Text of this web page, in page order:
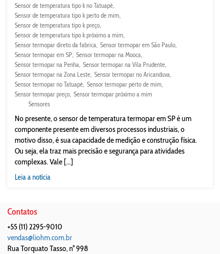
Sensor de temperatura tipo k no Tatuapé
Sensor de temperatura tipo k perto de mim
Sensor de temperatura tipo k preço
Sensor de temperatura tipo k próximo a mim
Sensor termopar direto da fabrica Sensor termopar em São Paulo
Sensor termopar em SP Sensor termopar na Mooca
Sensor termopar na Penha Sensor termopar na Vila Prudente
Sensor termopar na Zona Leste Sensor termopar no Aricanduva
Sensor termopar no Tatuapé Sensor termopar perto de mim
Sensor termopar preço Sensor termopar próximo a mim
Sensores
No presente, o sensor de temperatura termopar em SP é um
componente presente em diversos processos industriais, o
motivo disso, é sua capacidade de medição e construção física.
Ou seja, ela traz mais precisão e segurança para atividades
complexas. Vale [...]
Leia a notícia
Contatos
+55 (11) 2295-9010
vendas@liohm.com.br
Rua Torquato Tasso, n° 998